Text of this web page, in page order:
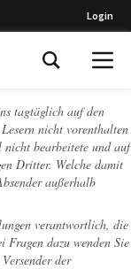
Login
tagtäglich auf den
nicht vorenthalten
bearbeitete und auf
Dritter. Welche damit
außerhalb
verantwortlich, die
Fragen dazu wenden Sie
der